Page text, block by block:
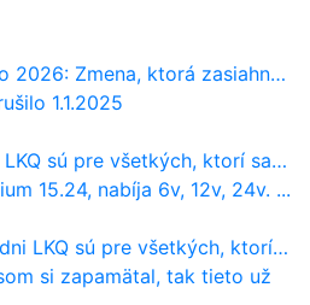
ktorá zasiahne slovenských dopravcov
1.1.2025
všetkých, ktorí sa chcú dozvedieť niečo viac
15.24, nabíja 6v, 12v, 24v. ...
sú pre všetkých, ktorí sa chcú dozvedieť niečo viac
si zapamätal, tak tieto už